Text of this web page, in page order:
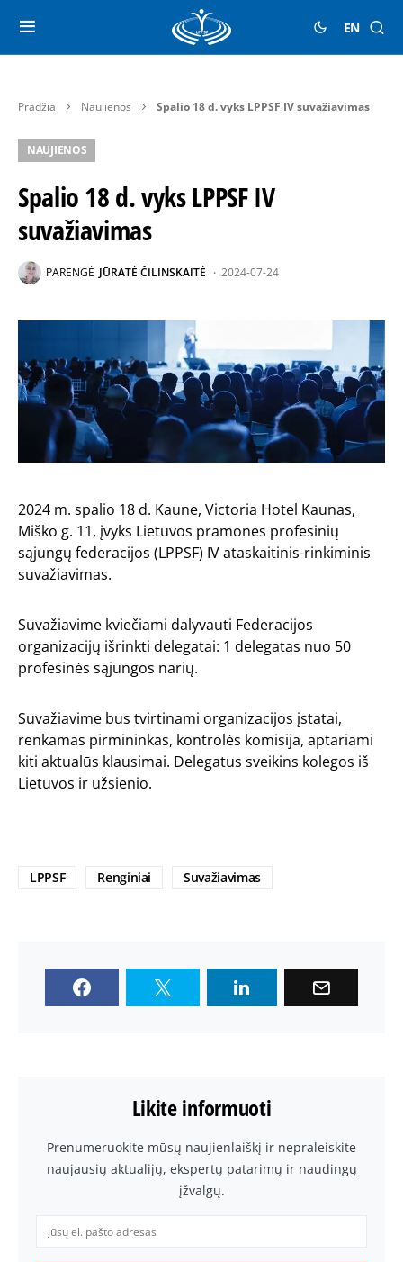
EN
Pradžia Naujienos Spalio 18 d. vyks LPPSF IV suvažiavimas
NAUJIENOS
Spalio 18 d. vyks LPPSF IV
suvažiavimas
PARENGĖ JŪRATĖ ČILINSKAITĖ 2024-07-24
2024 m. spalio 18 d. Kaune, Victoria Hotel Kaunas,
Miško g. 11, įvyks Lietuvos pramonės profesinių
sąjungų federacijos (LPPSF) IV ataskaitinis-rinkiminis
suvažiavimas.
Suvažiavime kviečiami dalyvauti Federacijos
organizacijų išrinkti delegatai: 1 delegatas nuo 50
profesinės sąjungos narių.
Suvažiavime bus tvirtinami organizacijos įstatai,
renkamas pirmininkas, kontrolės komisija, aptariami
kiti aktualūs klausimai. Delegatus sveikins kolegos iš
Lietuvos ir užsienio.
LPPSF Renginiai Suvažiavimas
Likite informuoti
Prenumeruokite mūsų naujienlaiškį ir nepraleiskite
naujausių aktualijų, ekspertų patarimų ir naudingų
įžvalgų.